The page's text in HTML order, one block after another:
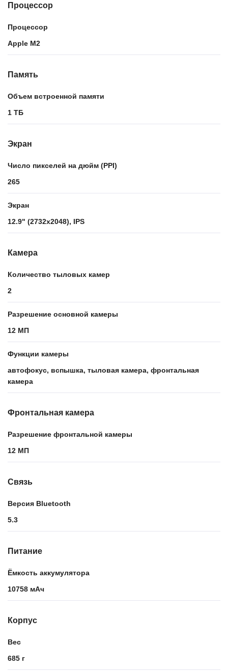
Процессор
Процессор
Apple M2
Память
Объем встроенной памяти
1 ТБ
Экран
Число пикселей на дюйм (PPI)
265
Экран
12.9" (2732x2048), IPS
Камера
Количество тыловых камер
2
Разрешение основной камеры
12 МП
Функции камеры
автофокус, вспышка, тыловая камера, фронтальная
камера
Фронтальная камера
Разрешение фронтальной камеры
12 МП
Связь
Версия Bluetooth
5.3
Питание
Ёмкость аккумулятора
10758 мАч
Корпус
Вес
685 г